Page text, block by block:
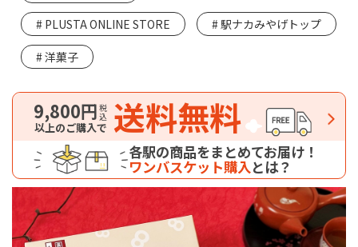
PLUSTA ONLINE STORE 駅ナカみやげトップ
洋菓子
9,800円税込
以上のご購入で 送料無料
各駅の商品をまとめてお届け！
ワンバスケット購入とは？